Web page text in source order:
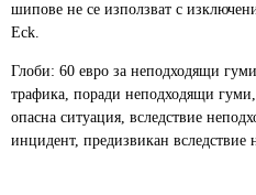
шипове не се използват с
Eck.
Глоби: 60 евро за неподходящи
трафика, поради неподходящи гуми,
опасна ситуация, вследствие
инцидент, предизвикан вследствие